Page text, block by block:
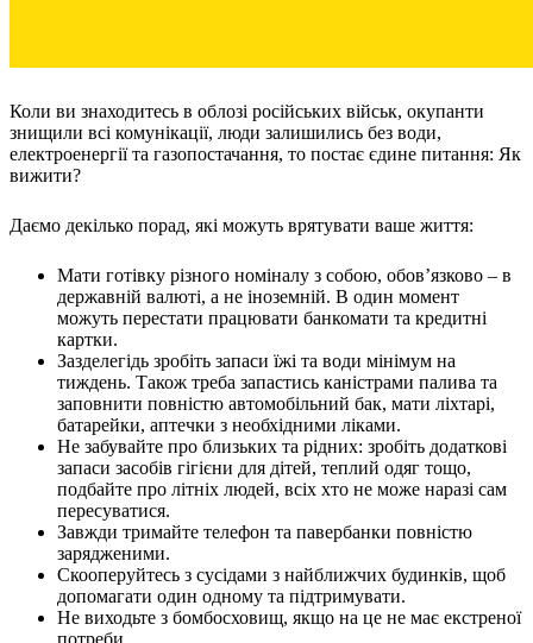
Сумська область
Тернопільська область
Харківська область
Херсонська область
Чернівецька область
Чернігівська область
Особи відповідальні за контактування з
питань укладення договорів
Вивчаємо жестову мову
Дитяча сторінка
Новини про жестову мову
Ресурс для вивчення жестових мов різних країн
ЦУЖМ
Проєкт "Жестова мова для поліцейських"
Про шахрайські схеми
ВІКТОРИНА
На допомогу військовим
Медична термінологія жестовою мовою
Коли ви знаходитесь в облозі російських військ, окупанти
знищили всі комунікації, люди залишились без води,
електроенергії та газопостачання, то постає єдине питання: Як
вижити?
Даємо декілько порад, які можуть врятувати ваше життя:
Мати готівку різного номіналу з собою, обов’язково – в
державній валюті, а не іноземній. В один момент
можуть перестати працювати банкомати та кредитні
картки.
Зазделегідь зробіть запаси їжі та води мінімум на
тиждень. Також треба запастись каністрами палива та
заповнити повністю автомобільний бак, мати ліхтарі,
батарейки, аптечки з необхідними ліками.
Не забувайте про близьких та рідних: зробіть додаткові
запаси засобів гігієни для дітей, теплий одяг тощо,
подбайте про літніх людей, всіх хто не може наразі сам
пересуватися.
Завжди тримайте телефон та павербанки повністю
зарядженими.
Скооперуйтесь з сусідами з найближчих будинків, щоб
допомагати один одному та підтримувати.
Не виходьте з бомбосховищ, якщо на це не має екстреної
потреби.